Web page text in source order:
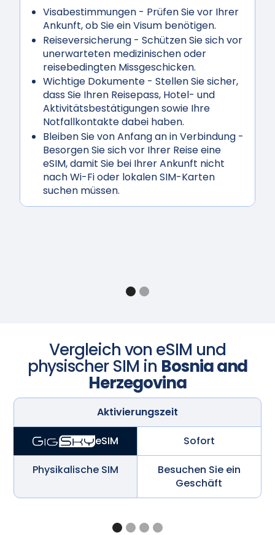
Visabestimmungen - Prüfen Sie vor Ihrer
Ankunft, ob Sie ein Visum benötigen.
Reiseversicherung - Schützen Sie sich vor
unerwarteten medizinischen oder
reisebedingten Missgeschicken.
Wichtige Dokumente - Stellen Sie sicher,
dass Sie Ihren Reisepass, Hotel- und
Aktivitätsbestätigungen sowie Ihre
Notfallkontakte dabei haben.
Bleiben Sie von Anfang an in Verbindung -
Besorgen Sie sich vor Ihrer Reise eine
eSIM, damit Sie bei Ihrer Ankunft nicht
nach Wi-Fi oder lokalen SIM-Karten
suchen müssen.
Vergleich von eSIM und
physischer SIM in Bosnia and
Herzegovina
Aktivierungszeit
eSIM Sofort
Physikalische SIM
Besuchen Sie ein
Geschäft